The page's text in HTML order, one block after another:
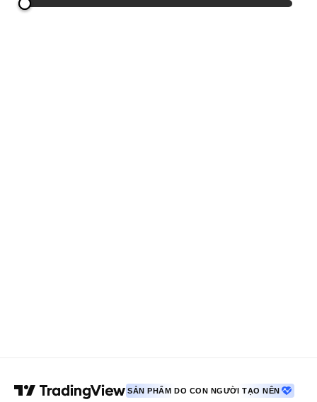
SẢN PHẨM DO CON NGƯỜI TẠO NÊN